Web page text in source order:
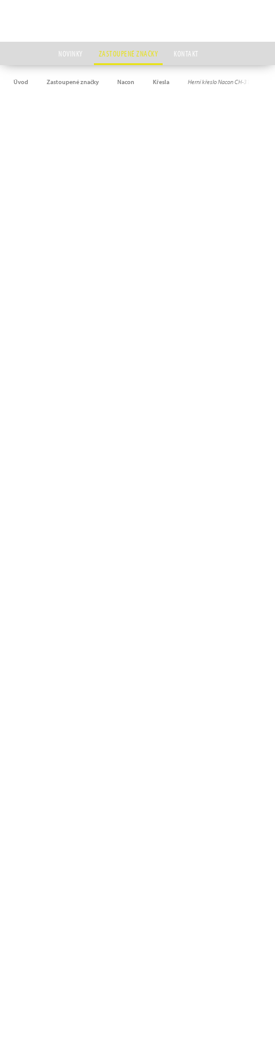
NOVINKY ZASTOUPENÉ ZNAČKY KONTAKT
Úvod Zastoupené značky Nacon Křesla Herní křeslo Nacon CH-310